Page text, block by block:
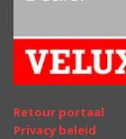
Retour portaal
Privacy beleid